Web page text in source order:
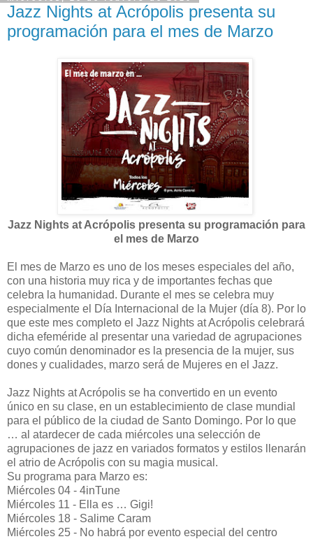
Jazz Nights at Acrópolis presenta su
programación para el mes de Marzo
Jazz Nights at Acrópolis presenta su programación para
el mes de Marzo
El mes de Marzo es uno de los meses especiales del año,
con una historia muy rica y de importantes fechas que
celebra la humanidad. Durante el mes se celebra muy
especialmente el Día Internacional de la Mujer (día 8). Por lo
que este mes completo el Jazz Nights at Acrópolis celebrará
dicha efeméride al presentar una variedad de agrupaciones
cuyo común denominador es la presencia de la mujer, sus
dones y cualidades, marzo será de Mujeres en el Jazz.
Jazz Nights at Acrópolis se ha convertido en un evento
único en su clase, en un establecimiento de clase mundial
para el público de la ciudad de Santo Domingo. Por lo que
… al atardecer de cada miércoles una selección de
agrupaciones de jazz en variados formatos y estilos llenarán
el atrio de Acrópolis con su magia musical.
Su programa para Marzo es:
Miércoles 04 - 4inTune
Miércoles 11 - Ella es … Gigi!
Miércoles 18 - Salime Caram
Miércoles 25 - No habrá por evento especial del centro